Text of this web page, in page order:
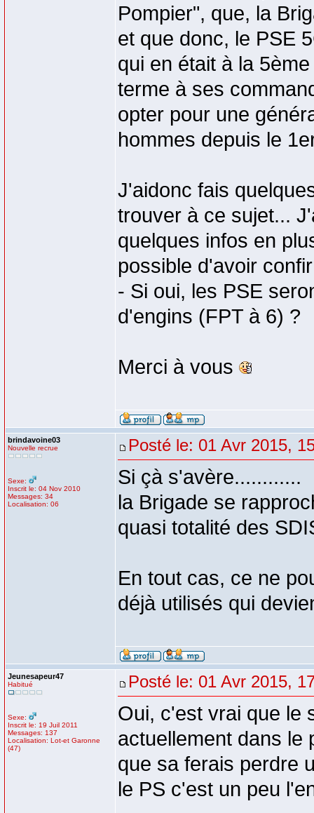
Pompier", que, la
et que donc, le PSE
qui en était à la
terme à ses
opter pour une
hommes depuis le
J'aidonc fais
trouver à ce sujet...
quelques infos en
possible d'avoir
- Si oui, les PSE
d'engins (FPT à 6) ?
Merci à vous
brindavoine03
Nouvelle recrue
Sexe:
Inscrit le: 04 Nov 2010
Messages: 34
Localisation: 06
Posté le: 01 Avr 2015,
Si çà s'avère............
la Brigade se
quasi totalité des
En tout cas, ce ne
déjà utilisés qui
Jeunesapeur47
Habitué
Sexe:
Inscrit le: 19 Juil 2011
Messages: 137
Localisation: Lot-et Garonne
(47)
Posté le: 01 Avr 2015,
Oui, c'est vrai que le
actuellement dans le
que sa ferais perdre
le PS c'est un peu